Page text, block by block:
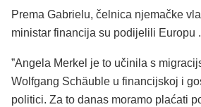
Prema Gabrielu, čelnica njemačke
ministar financija su podijelili Europu .
”Angela Merkel je to učinila s
Wolfgang Schäuble u financijskoj i
politici. Za to danas moramo plaćati